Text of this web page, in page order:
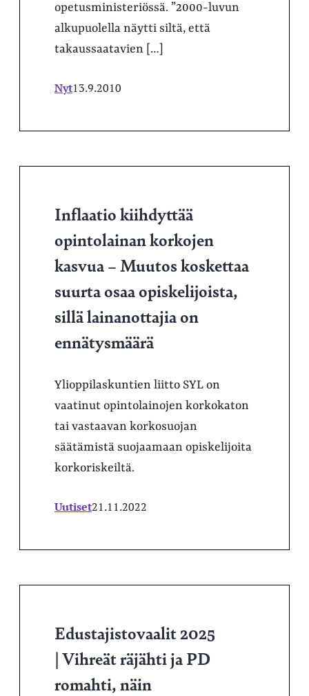
opetusministeriössä. ”2000-luvun
alkupuolella näytti siltä, että
takaussaatavien […]
Nyt13.9.2010
Inflaatio kiihdyttää
opintolainan korkojen
kasvua – Muutos koskettaa
suurta osaa opiskelijoista,
sillä lainanottajia on
ennätysmäärä
Ylioppilaskuntien liitto SYL on
vaatinut opintolainojen korkokaton
tai vastaavan korkosuojan
säätämistä suojaamaan opiskelijoita
korkoriskeiltä.
Uutiset21.11.2022
Edustajistovaalit 2025
| Vihreät räjähti ja PD
romahti, näin